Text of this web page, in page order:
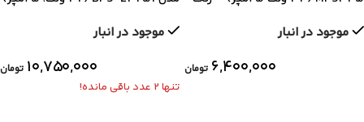
موجود در انبار
۶,۴۰۰,۰۰۰ تومان
موجود در انبار
۱۰,۷۵۰,۰۰۰ تومان
تنها 2 عدد باقی مانده!